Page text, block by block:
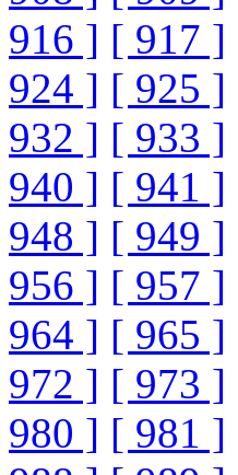
916 ] [ 917 ]
924 ] [ 925 ]
932 ] [ 933 ]
940 ] [ 941 ]
948 ] [ 949 ]
956 ] [ 957 ]
964 ] [ 965 ]
972 ] [ 973 ]
980 ] [ 981 ]